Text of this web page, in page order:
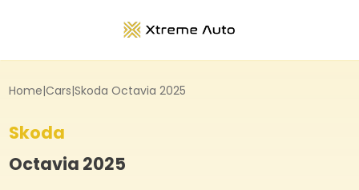
Home|Cars|Skoda Octavia 2025
Skoda
Octavia 2025